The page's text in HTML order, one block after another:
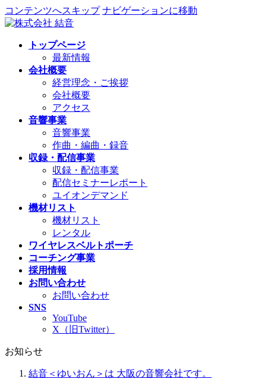
コンテンツへスキップ ナビゲーションに移動
トップページ
最新情報
会社概要
経営理念・ご挨拶
会社概要
アクセス
音響事業
音響事業
作曲・編曲・録音
収録・配信事業
収録・配信事業
配信セミナーレポート
ユイオンデマンド
機材リスト
機材リスト
レンタル
ワイヤレスベルトポーチ
コーチング事業
採用情報
お問い合わせ
お問い合わせ
SNS
YouTube
X（旧Twitter）
お知らせ
結音＜ゆいおん＞は 大阪の音響会社です。